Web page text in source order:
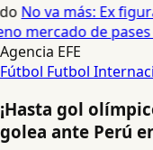
No va más: Ex
mercado de
Agencia EFE
Fútbol Futbol
¡Hasta gol
golea ante Perú